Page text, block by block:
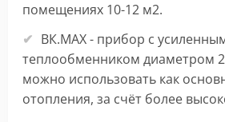
помещениях 10-12 м2.
ВК.МАХ - прибор с
теплообменником диаметром
можно использовать как
отопления, за счёт более